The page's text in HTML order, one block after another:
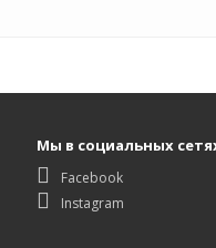
Мы в социальных
Facebook
Instagram